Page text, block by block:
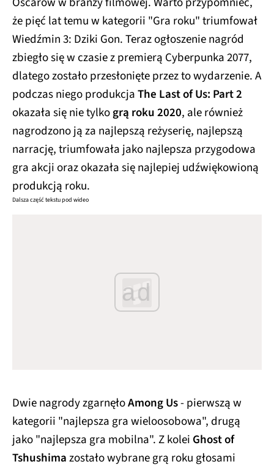
że pięć lat temu w kategorii "Gra roku" triumfował
Wiedźmin 3: Dziki Gon. Teraz ogłoszenie nagród
zbiegło się w czasie z premierą Cyberpunka 2077,
dlatego zostało przesłonięte przez to wydarzenie. A
podczas niego produkcjaThe Last of Us: Part 2
okazała się nie tylkogrą roku 2020, ale również
nagrodzono ją za najlepszą reżyserię, najlepszą
narrację, triumfowała jako najlepsza przygodowa
gra akcji oraz okazała się najlepiej udźwiękowioną
produkcją roku.
Dalsza część tekstu pod wideo
ad
Dwie nagrody zgarnęłoAmong Us- pierwszą w
kategorii "najlepsza gra wieloosobowa", drugą
jako "najlepsza gra mobilna". Z kolei Ghost of
Tshushimazostało wybrane grą roku głosami